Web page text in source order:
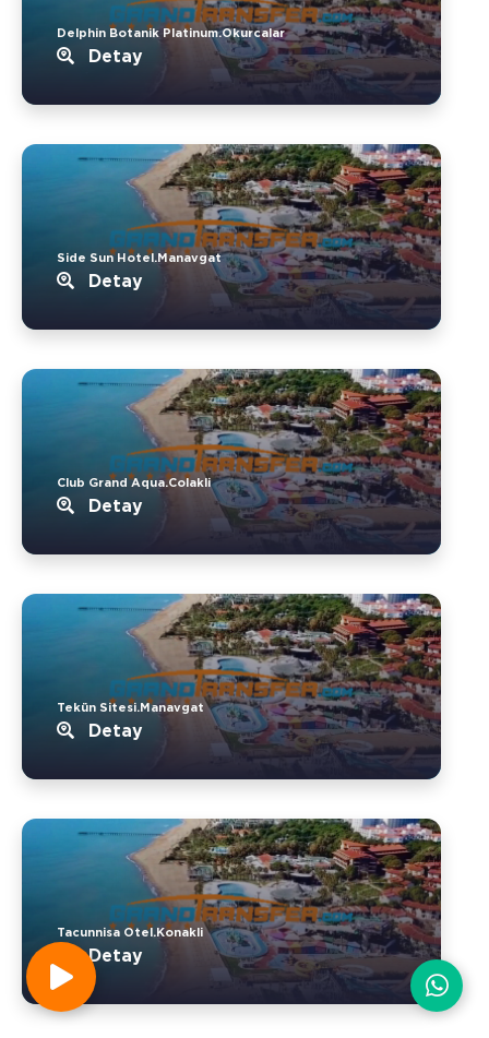
Delphin Botanik Platinum.Okurcalar
Detay
Side Sun Hotel.Manavgat
Detay
Club Grand Aqua.Colakli
Detay
Tekün Sitesi.Manavgat
Detay
Tacunnisa Otel.Konakli
Detay